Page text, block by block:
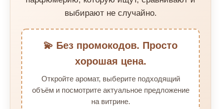
выбирают не случайно.
💫 Без промокодов. Просто
хорошая цена.
Откройте аромат, выберите подходящий
объём и посмотрите актуальное предложение
на витрине.